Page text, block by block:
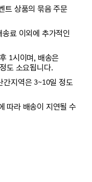
트 상품의 묶음 주문
료 이외에 추가적인
1시이며, 배송은
도 소요됩니다.
간지역은 3~10일 정도
따라 배송이 지연될 수